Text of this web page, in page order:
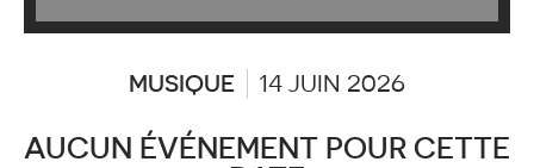
les
MUSIQUE 14 JUIN 2026
AUCUN ÉVÉNEMENT POUR CETTE